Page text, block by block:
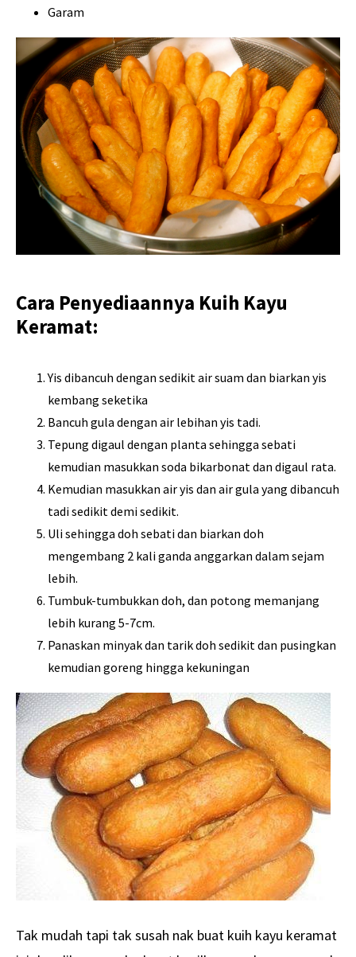
Garam
Cara Penyediaannya Kuih Kayu
Keramat:
Yis dibancuh dengan sedikit air suam dan biarkan yis
kembang seketika
Bancuh gula dengan air lebihan yis tadi.
Tepung digaul dengan planta sehingga sebati
kemudian masukkan soda bikarbonat dan digaul rata.
Kemudian masukkan air yis dan air gula yang dibancuh
tadi sedikit demi sedikit.
Uli sehingga doh sebati dan biarkan doh
mengembang 2 kali ganda anggarkan dalam sejam
lebih.
Tumbuk-tumbukkan doh, dan potong memanjang
lebih kurang 5-7cm.
Panaskan minyak dan tarik doh sedikit dan pusingkan
kemudian goreng hingga kekuningan
Tak mudah tapi tak susah nak buat kuih kayu keramat